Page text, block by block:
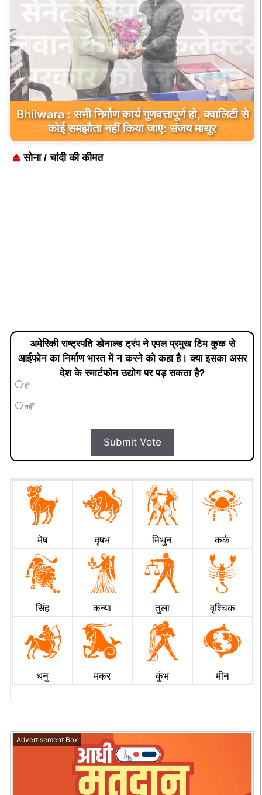
Bhilwara : सभी निर्माण कार्य गुणवत्तापूर्ण हो, क्वालिटी से
कोई समझौता नहीं किया जाए: संजय माथुर
सोना / चांदी की कीमत
अमेरिकी राष्ट्रपति डोनाल्ड ट्रंप ने एपल प्रमुख टिम कुक से
आईफोन का निर्माण भारत में न करने को कहा है। क्या इसका असर
देश के स्मार्टफोन उद्योग पर पड़ सकता है?
हाँ
नहीं
Submit Vote
मेष वृषभ मिथुन कर्क
सिंह कन्या तुला वृश्चिक
धनु मकर कुंभ मीन
Advertisement Box